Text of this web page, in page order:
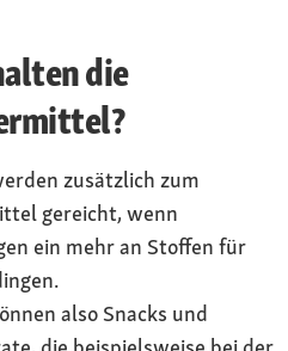
die
zusätzlich zum
gereicht, wenn
ein mehr an Stoffen für
also Snacks und